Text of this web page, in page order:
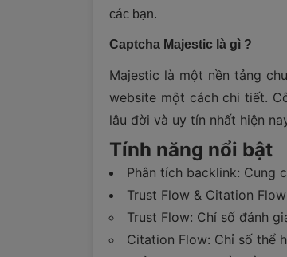
các bạn.
Captcha Majestic là gì ?
Majestic là một nền tảng
website một cách chi tiết.
lâu đời và uy tín nhất hiện
Tính năng nổi bật
Phân tích backlink: Cung
Trust Flow & Citation
Trust Flow: Chỉ số đánh
Citation Flow: Chỉ số thể